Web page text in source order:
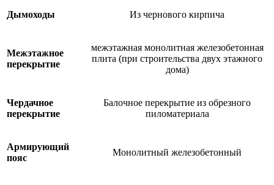
Дымоходы Из чернового кирпича
Межэтажное
перекрытие
межэтажная монолитная железобетонная
плита (при строительства двух этажного
дома)
Чердачное
перекрытие
Балочное перекрытие из обрезного
пиломатериала
Армирующий
пояс
Монолитный железобетонный